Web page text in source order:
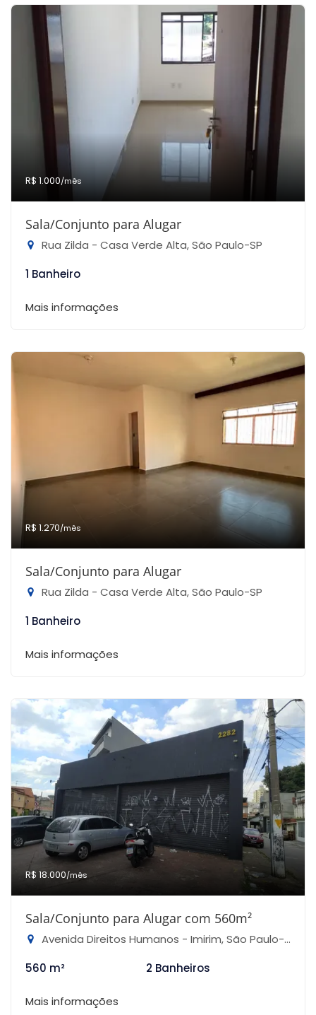
R$ 1.000/mês
Sala/Conjunto para Alugar
Rua Zilda - Casa Verde Alta, São Paulo-SP
1 Banheiro
Mais informações
R$ 1.270/mês
Sala/Conjunto para Alugar
Rua Zilda - Casa Verde Alta, São Paulo-SP
1 Banheiro
Mais informações
R$ 18.000/mês
Sala/Conjunto para Alugar com 560m²
Avenida Direitos Humanos - Imirim, São Paulo-SP
560 m²
2 Banheiros
Mais informações